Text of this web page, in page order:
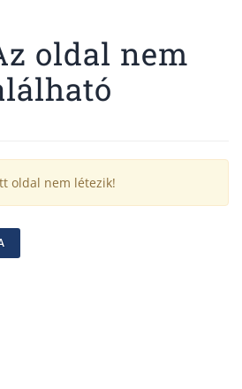
oldal nem
oldal nem létezik!